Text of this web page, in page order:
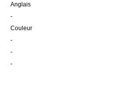
Anglais
-
Couleur
-
-
-